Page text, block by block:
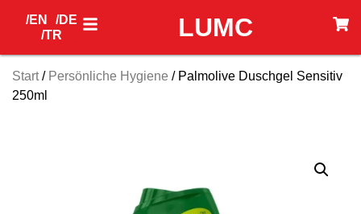
LUMC
/EN
/DE
/TR
Start/ Persönliche Hygiene / Palmolive Duschgel Sensitiv
250ml